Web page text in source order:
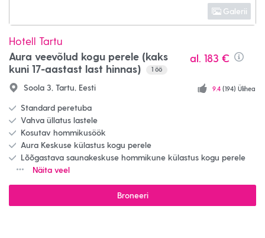
Galerii
Hotell Tartu
Aura veevõlud kogu perele (kaks
kuni 17-aastast last hinnas)
1 öö
al. 183 € Info
Soola 3, Tartu, Eesti 9.4 (194) Ülihea
Standard peretuba
Vahva üllatus lastele
Kosutav hommikusöök
Aura Keskuse külastus kogu perele
Lõõgastava saunakeskuse hommikune külastus kogu perele
Näita veel
Broneeri